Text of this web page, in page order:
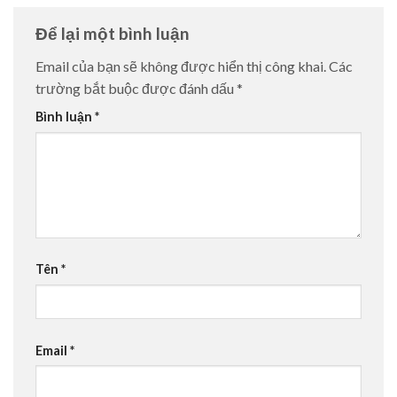
Để lại một bình luận
Email của bạn sẽ không được hiển thị công khai.Các
trường bắt buộc được đánh dấu *
Bình luận *
Tên *
Email *